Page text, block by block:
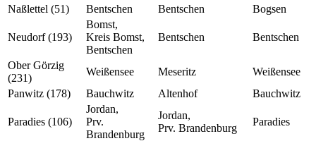
Naßlettel (51)
Bentschen Bentschen Bogsen
Neudorf (193)
Bomst,
Kreis Bomst,
Bentschen
Bentschen Bentschen
Ober Görzig
(231)
Weißensee Meseritz
Weißensee
Panwitz (178)
Bauchwitz Altenhof Bauchwitz
Paradies (106)
Jordan,
Prv.
Brandenburg
Jordan,
Prv. Brandenburg
Paradies